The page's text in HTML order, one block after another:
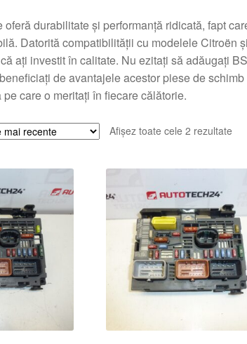
oferă durabilitate și performanță ridicată, fapt
Datorită compatibilității cu modelele Citroën
ați investit în calitate. Nu ezitați să adăugați
de avantajele acestor piese de
care o meritați în fiecare călătorie.
Afișez toate cele 2 rezultate